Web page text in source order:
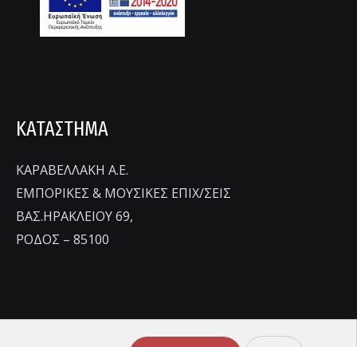
ΚΑΤΑΣΤΗΜΑ
ΚΑΡΑΒΕΛΛΑΚΗ Α.Ε.
ΕΜΠΟΡΙΚΕΣ & ΜΟΥΣΙΚΕΣ ΕΠΙΧ/ΣΕΙΣ
ΒΑΣ.ΗΡΑΚΛΕΙΟΥ 69,
ΡΟΔΟΣ – 85100